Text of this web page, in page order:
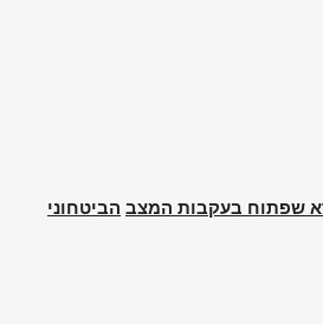
שפתוח בעקבות המצב